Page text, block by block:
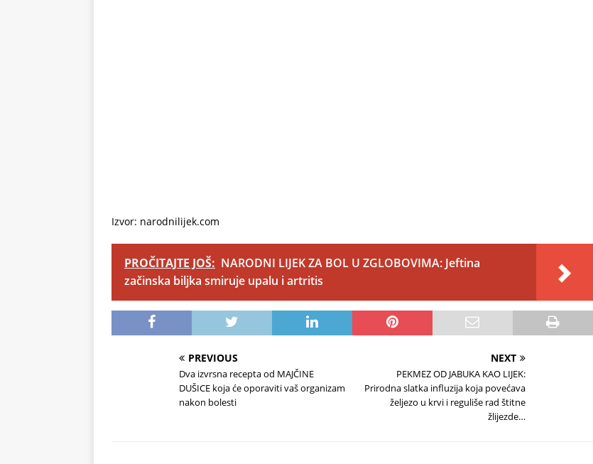
Izvor: narodnilijek.com
PROČITAJTE JOŠ: NARODNI LIJEK ZA BOL U ZGLOBOVIMA: Jeftina
začinska biljka smiruje upalu i artritis
PREVIOUS
Dva izvrsna recepta od MAJČINE
DUŠICE koja će oporaviti vaš organizam
nakon bolesti
NEXT
PEKMEZ OD JABUKA KAO LIJEK:
Prirodna slatka influzija koja povećava
željezo u krvi i reguliše rad štitne
žlijezde…